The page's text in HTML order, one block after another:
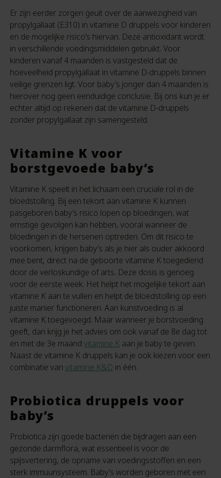
Er zijn eerder zorgen geuit over de aanwezigheid van
propylgallaat (E310) in vitamine D druppels voor kinderen
en de mogelijke risico’s hiervan. Deze antioxidant wordt
in verschillende voedingsmiddelen gebruikt. Voor
kinderen vanaf 4 maanden is vastgesteld dat de
hoeveelheid propylgallaat in vitamine D-druppels binnen
veilige grenzen ligt. Voor baby’s jonger dan 4 maanden is
hierover nog geen eenduidige conclusie. Bij ons kun je er
echter altijd op rekenen dat de vitamine D-druppels
zonder propylgallaat zijn samengesteld.
Vitamine K voor
borstgevoede baby’s
Vitamine K speelt in het lichaam een cruciale rol in de
bloedstolling. Bij een tekort aan vitamine K kunnen
pasgeboren baby’s risico lopen op bloedingen, wat
ernstige gevolgen kan hebben, vooral wanneer de
bloedingen in de hersenen optreden. Om dit risico te
voorkomen, krijgen baby’s als je hier als ouder akkoord
mee bent, direct na de geboorte vitamine K toegediend
door de verloskundige of arts. Deze dosis is genoeg
voor de eerste week. Het helpt het mogelijke tekort aan
vitamine K aan te vullen en helpt de bloedstolling op een
juiste manier functioneren. Aan kunstvoeding is al
vitamine K toegevoegd. Maar wanneer je borstvoeding
geeft, dan krijg je het advies om ook vanaf de 8e dag tot
en met de 3e maand vitamine K aan je baby te geven.
Naast de vitamine K druppels kan je ook kiezen voor een
combinatie van vitamine K&D in één.
Probiotica druppels voor
baby’s
Probiotica zijn goede bacteriën die bijdragen aan een
gezonde darmflora, wat essentieel is voor de
spijsvertering, de opname van voedingsstoffen en een
sterk immuunsysteem. Baby’s worden geboren met een